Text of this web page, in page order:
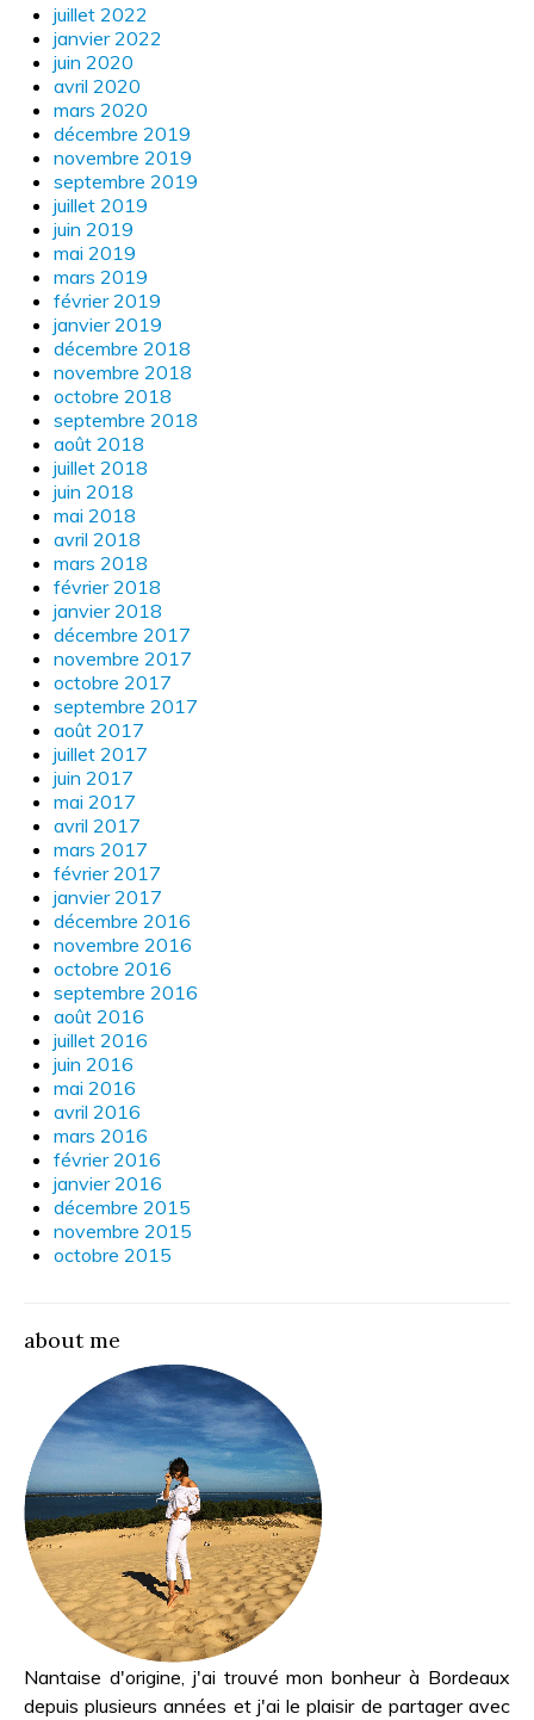
juillet 2022
janvier 2022
juin 2020
avril 2020
mars 2020
décembre 2019
novembre 2019
septembre 2019
juillet 2019
juin 2019
mai 2019
mars 2019
février 2019
janvier 2019
décembre 2018
novembre 2018
octobre 2018
septembre 2018
août 2018
juillet 2018
juin 2018
mai 2018
avril 2018
mars 2018
février 2018
janvier 2018
décembre 2017
novembre 2017
octobre 2017
septembre 2017
août 2017
juillet 2017
juin 2017
mai 2017
avril 2017
mars 2017
février 2017
janvier 2017
décembre 2016
novembre 2016
octobre 2016
septembre 2016
août 2016
juillet 2016
juin 2016
mai 2016
avril 2016
mars 2016
février 2016
janvier 2016
décembre 2015
novembre 2015
octobre 2015
about me
Nantaise d'origine, j'ai trouvé mon bonheur à Bordeaux
depuis plusieurs années et j'ai le plaisir de partager avec